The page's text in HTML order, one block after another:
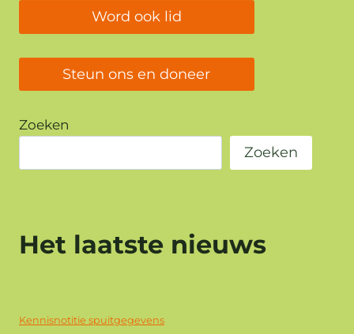
Word ook lid
Steun ons en doneer
Zoeken
Zoeken
Het laatste nieuws
Kennisnotitie spuitgegevens